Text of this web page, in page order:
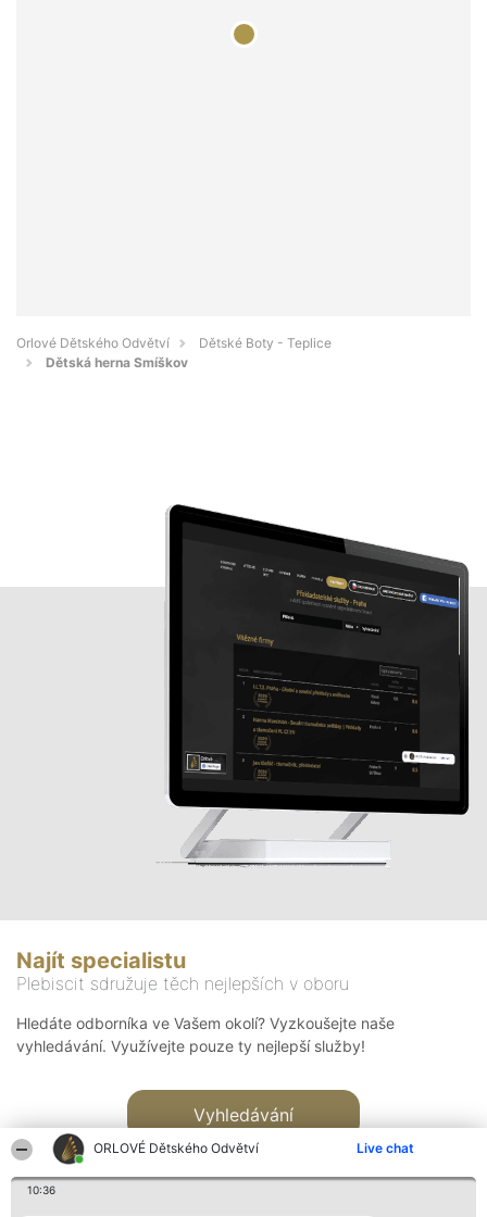
ORLOVÉ Dětského Odvětví Live chat
10:36
Orlové Dětského Odvětví
Dětské Boty - Teplice
Dětská herna Smíškov
Najít specialistu
Plebiscit sdružuje těch nejlepších v oboru
Hledáte odborníka ve Vašem okolí? Vyzkoušejte naše
vyhledávání. Využívejte pouze ty nejlepší služby!
Vyhledávání